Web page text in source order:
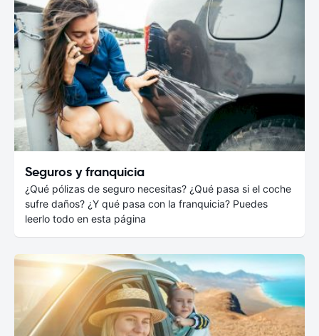
Seguros y franquicia
¿Qué pólizas de seguro necesitas? ¿Qué pasa si el coche
sufre daños? ¿Y qué pasa con la franquicia? Puedes
leerlo todo en esta página